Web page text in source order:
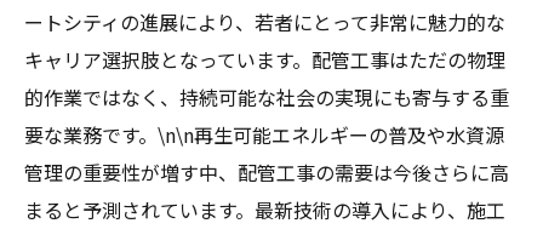
ートシティの進展により、若者にとって非常に魅力的な
キャリア選択肢となっています。配管工事はただの物理
的作業ではなく、持続可能な社会の実現にも寄与する重
要な業務です。\n\n再生可能エネルギーの普及や水資源
管理の重要性が増す中、配管工事の需要は今後さらに高
まると予測されています。最新技術の導入により、施工